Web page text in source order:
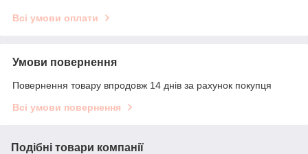
Всі умови оплати
Умови повернення
Повернення товару впродовж 14 днів за рахунок покупця
Всі умови повернення
Подібні товари компанії